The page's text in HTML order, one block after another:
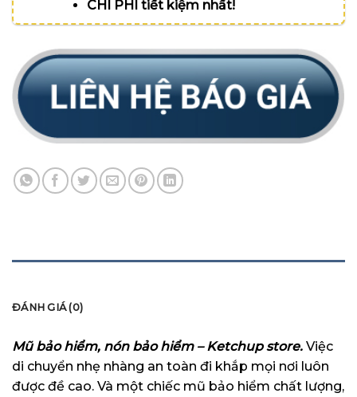
CHI PHÍ tiết kiệm nhất!
ĐÁNH GIÁ (0)
Mũ bảo hiểm, nón bảo hiểm – Ketchup store. Việc
di chuyển nhẹ nhàng an toàn đi khắp mọi nơi luôn
được đề cao. Và một chiếc mũ bảo hiểm chất lượng,